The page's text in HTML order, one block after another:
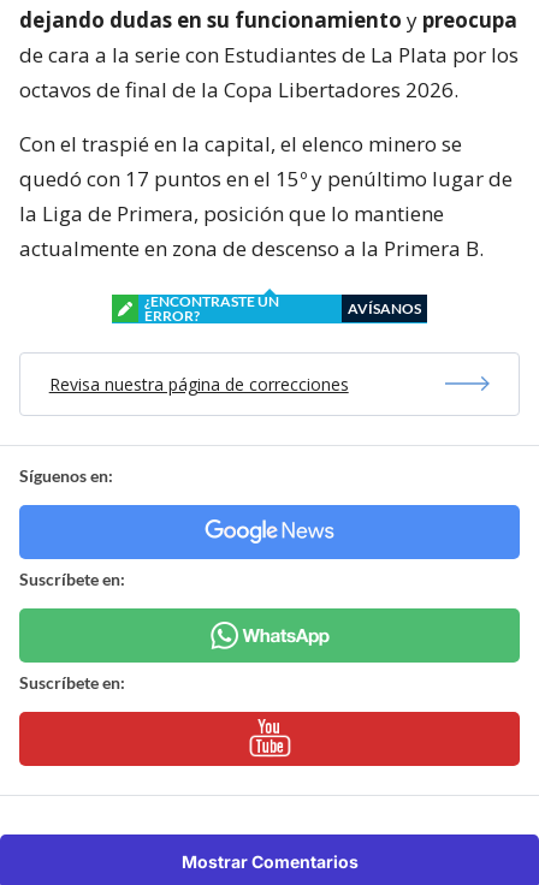
dejando dudas en su funcionamiento y preocupa
de cara a la serie con Estudiantes de La Plata por los
octavos de final de la Copa Libertadores 2026.
Con el traspié en la capital, el elenco minero se
quedó con 17 puntos en el 15º y penúltimo lugar de
la Liga de Primera, posición que lo mantiene
actualmente en zona de descenso a la Primera B.
¿ENCONTRASTE UN
ERROR?
AVÍSANOS
Revisa nuestra página de correcciones
Síguenos en:
Suscríbete en:
Suscríbete en:
Mostrar Comentarios